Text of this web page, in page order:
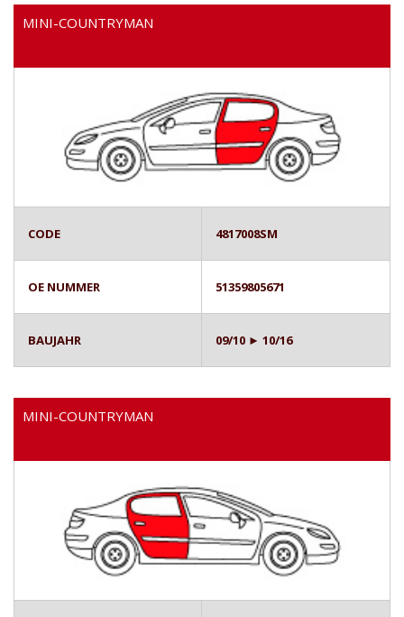
MINI-COUNTRYMAN
CODE 4817008SM
OE NUMMER 51359805671
BAUJAHR 09/10 ► 10/16
MINI-COUNTRYMAN